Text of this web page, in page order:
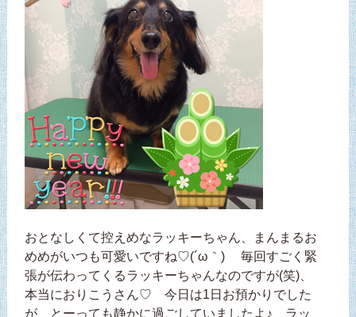
おとなしくて控えめなラッキーちゃん、まんまるお
めめがいつも可愛いですね♡(´ω｀) 毎回すごく緊
張が伝わってくるラッキーちゃんなのですが(笑)、
本当におりこうさん♡ 今日は1日お預かりでした
が、とーっても静かに過ごしていましたよ♪ ラッ